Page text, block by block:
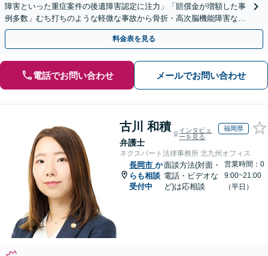
障害といった重症案件の後遺障害認定に注力」「賠償金が増額した事
例多数」むち打ちのような軽微な事故から骨折・高次脳機能障害など
の重症事故まで、事故の規模に関わらず対応いたします
料金表を見る
電話でお問い合わせ メールでお問い合わせ
古川 和積
弁護士
インタビュ
ーを見る
福岡県
ネクスパート法律事務所 北九州オフィス
長岡市 か
らも相談
受付中
面談方法(対面・
電話・ビデオな
ど)は応相談
営業時間：0
9:00~21:00
（平日）